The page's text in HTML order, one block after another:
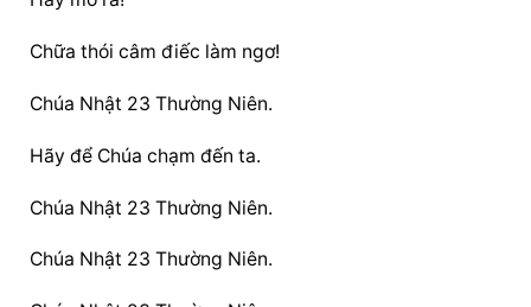
Chữa thói câm điếc làm ngơ!
Chúa Nhật 23 Thường Niên.
Hãy để Chúa chạm đến ta.
Chúa Nhật 23 Thường Niên.
Chúa Nhật 23 Thường Niên.